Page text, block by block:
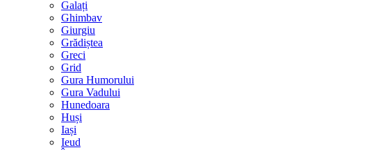
Galați
Ghimbav
Giurgiu
Grădiștea
Greci
Grid
Gura Humorului
Gura Vadului
Hunedoara
Huși
Iași
Ieud